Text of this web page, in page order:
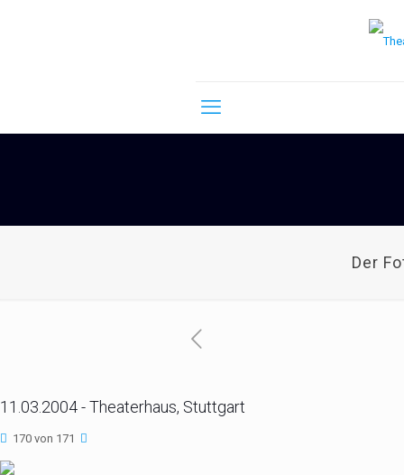
Der
11.03.2004 - Theaterhaus, Stuttgart
170 von 171